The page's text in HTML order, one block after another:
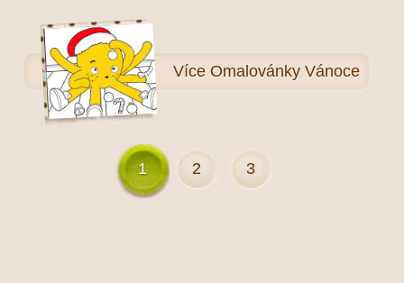
VíceOmalovánky Vánoce
1 2 3